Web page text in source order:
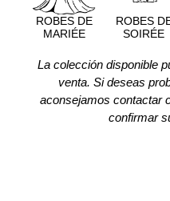
ROBES DE
MARIÉE
ROBES
SOIRÉE
La colección disponible
venta. Si deseas
aconsejamos contactar
confirmar